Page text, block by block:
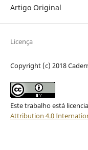
Artigo Original
Licença
Copyright (c) 2018
Este trabalho está
Attribution 4.0